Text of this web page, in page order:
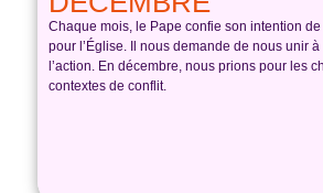
Chaque mois, le Pape confie son intention
pour l’Église. Il nous demande de nous unir
l’action. En décembre, nous prions pour les
contextes de conflit.